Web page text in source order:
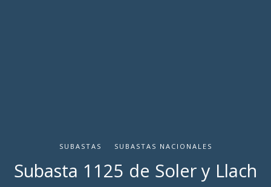
SUBASTAS SUBASTAS NACIONALES
Subasta 1125 de Soler y Llach